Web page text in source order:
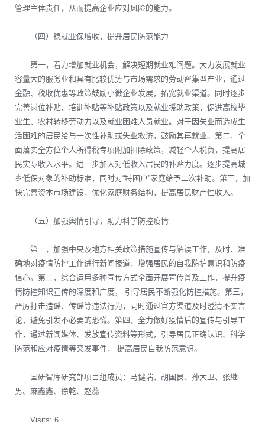
管理主体责任，从而提高企业应对风险的能力。
（四）稳就业保增收，提升居民防范能力
第一，着力增加就业机会，解决短期就业难问题。大力发展就业
容量大的服务业和具有比较优势与市场需求的劳动密集型产业，通过
金融、税收优惠等政策鼓励小微企业发展，拓宽就业渠道。同时逐步
完善岗位补贴、培训补贴等补贴政策以及就业援助政策，促进高校毕
业生、农村转移劳动力以及就业困难人员就业。对于因失业而造成生
活困难的居民给与一次性补助或失业救济，鼓励其再就业。第二，全
面落实全方位个人所得税专项附加扣除政策，减轻个人税负，提高居
民实际收入水平。进一步加大对低收入居民的补贴力度。逐步提高城
乡低保对象的补助标准，同时对“特困户”家庭给予二次补助。第三，加
快完善资本市场建设，优化家庭财务结构，提高居民财产性收入。
（五）加强舆情引导，助力科学防控疫情
第一，加强中央及地方相关政策措施宣传与解读工作，及时、准
确地对疫情防控工作进行新闻报道，增强居民的自我防护意识和防疫
信心。第二，综合运用多种宣传方式全面开展宣传普及工作，提升疫
情防控知识宣传的深度和广度， 引导居民不断强化防控措施。第三，
严厉打击造谣、传谣等违法行为，同时通过官方渠道及时澄清不实言
论，避免引发不必要的恐慌。第四，全力做好疫情后的宣传与引导工
作，通过新闻媒体、发放宣传资料等形式，引导居民正确认识、科学
防范和应对疫情等突发事件， 提高居民自我防范意识。
国研智库研究部项目组成员：马健瑞、胡国良、孙大卫、张继
男、麻鑫鑫、徐乾、赵蕊
Visits: 6